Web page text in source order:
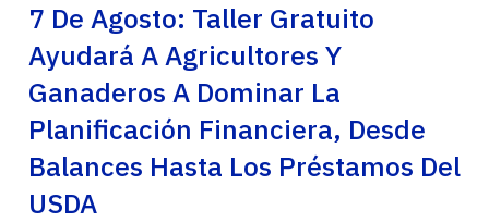
7 De Agosto: Taller Gratuito
Ayudará A Agricultores Y
Ganaderos A Dominar La
Planificación Financiera, Desde
Balances Hasta Los Préstamos Del
USDA